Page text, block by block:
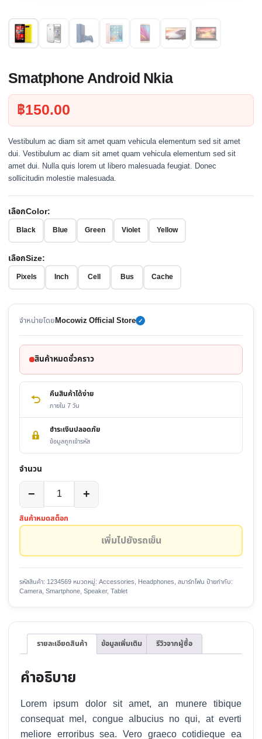
Smatphone Android Nkia
฿150.00
Vestibulum ac diam sit amet quam vehicula elementum sed sit amet
dui. Vestibulum ac diam sit amet quam vehicula elementum sed sit
amet dui. Nulla quis lorem ut libero malesuada feugiat. Donec
sollicitudin molestie malesuada.
เลือกColor:
Black Blue Green Violet Yellow
เลือกSize:
Pixels Inch Cell Bus Cache
จำหน่ายโดยMocowiz Official Store ✓
สินค้าหมดชั่วคราว
คืนสินค้าได้ง่าย
ภายใน 7 วัน
ชำระเงินปลอดภัย
ข้อมูลถูกเข้ารหัส
Color
Size
จำนวน
−
จำนวน
Smatphone
Android
Nkia
ชิ้น
+
สินค้าหมดสต็อก
เพิ่มไปยังรถเข็น
รหัสสินค้า: 1234569 หมวดหมู่: Accessories, Headphones, สมาร์ทโฟน ป้ายกำกับ:
Camera, Smartphone, Speaker, Tablet
รายละเอียดสินค้า ข้อมูลเพิ่มเติม รีวิวจากผู้ซื้อ
คำอธิบาย
Lorem ipsum dolor sit amet, an munere tibique
consequat mel, congue albucius no qui, at everti
meliore erroribus sea. Vero graeco cotidieque ea